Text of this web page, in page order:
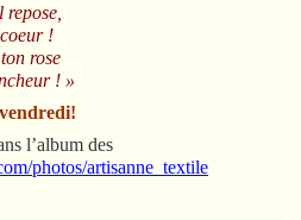
!
rose
! »
l’album des
photos/artisanne_textile